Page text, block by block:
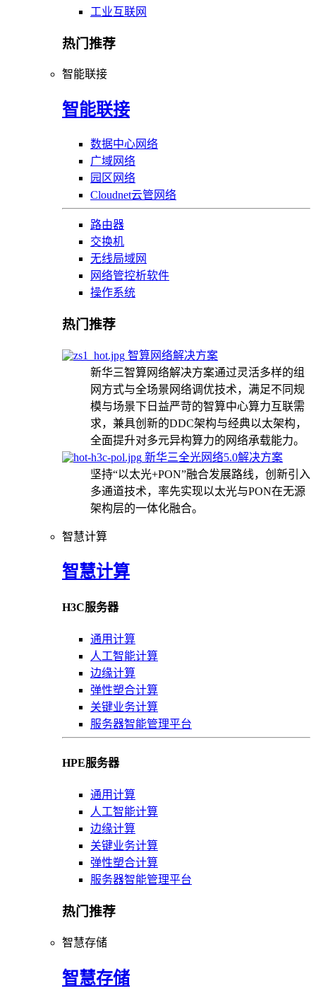
工业互联网
热门推荐
智能联接
智能联接
数据中心网络
广域网络
园区网络
Cloudnet云管网络
路由器
交换机
无线局域网
网络管控析软件
操作系统
热门推荐
智算网络解决方案
新华三智算网络解决方案通过灵活多样的组
网方式与全场景网络调优技术，满足不同规
模与场景下日益严苛的智算中心算力互联需
求，兼具创新的DDC架构与经典以太架构，
全面提升对多元异构算力的网络承载能力。
新华三全光网络5.0解决方案
坚持“以太光+PON”融合发展路线，创新引入
多通道技术，率先实现以太光与PON在无源
架构层的一体化融合。
智慧计算
智慧计算
H3C服务器
通用计算
人工智能计算
边缘计算
弹性塑合计算
关键业务计算
服务器智能管理平台
HPE服务器
通用计算
人工智能计算
边缘计算
关键业务计算
弹性塑合计算
服务器智能管理平台
热门推荐
智慧存储
智慧存储